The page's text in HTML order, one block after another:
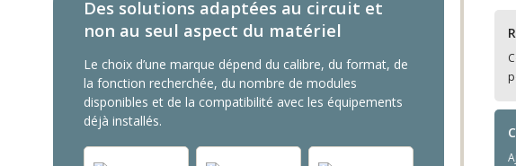
Des solutions adaptées au circuit et
non au seul aspect du matériel
Le choix d’une marque dépend du calibre, du format, de
la fonction recherchée, du nombre de modules
disponibles et de la compatibilité avec les équipements
déjà installés.